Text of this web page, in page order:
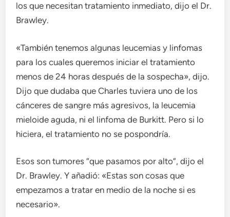
los que necesitan tratamiento inmediato, dijo el Dr.
Brawley.
«También tenemos algunas leucemias y linfomas
para los cuales queremos iniciar el tratamiento
menos de 24 horas después de la sospecha», dijo.
Dijo que dudaba que Charles tuviera uno de los
cánceres de sangre más agresivos, la leucemia
mieloide aguda, ni el linfoma de Burkitt. Pero si lo
hiciera, el tratamiento no se pospondría.
Esos son tumores “que pasamos por alto”, dijo el
Dr. Brawley. Y añadió: «Estas son cosas que
empezamos a tratar en medio de la noche si es
necesario».